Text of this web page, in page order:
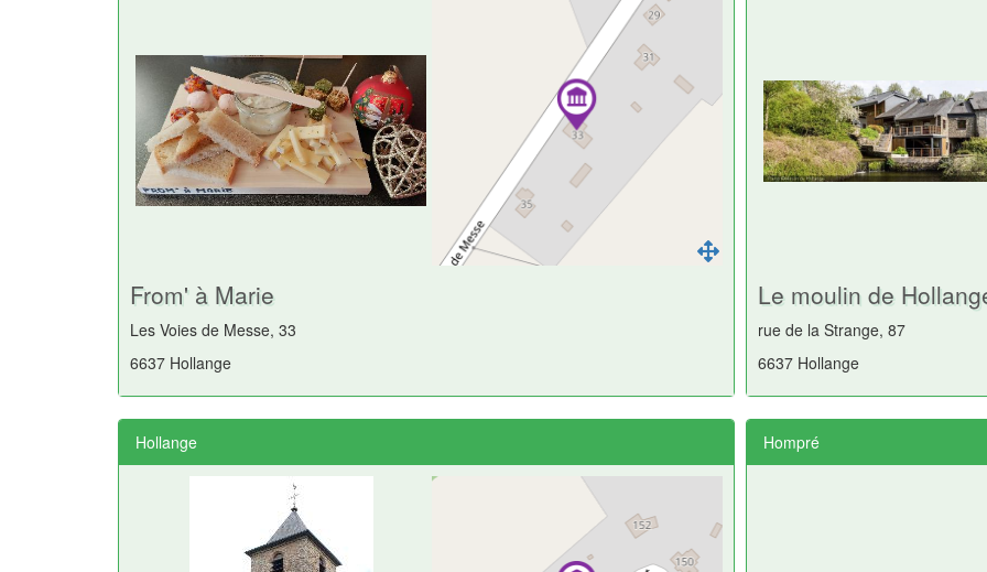
From' à Marie
Les Voies de Messe, 33
6637 Hollange
Le moulin de
rue de la Strange, 87
6637 Hollange
Hollange Hompré